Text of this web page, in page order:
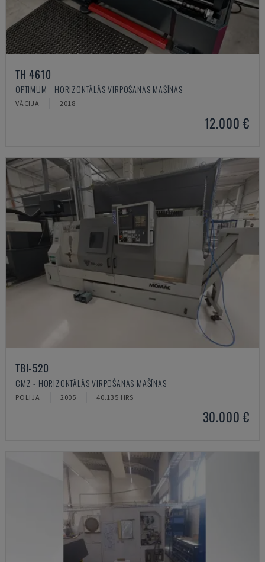
TH 4610
OPTIMUM - HORIZONTĀLĀS VIRPOŠANAS MAŠĪNAS
VĀCIJA 2018
12.000 €
TBI-520
CMZ - HORIZONTĀLĀS VIRPOŠANAS MAŠĪNAS
POLIJA 2005 40.135 HRS
30.000 €